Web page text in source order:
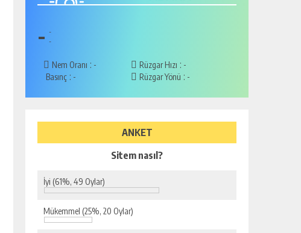
- -
-
Nem Oranı : -
Basınç : -
Rüzgar Hızı : -
Rüzgar Yönü : -
ANKET
Sitem nasıl?
İyi (61%, 49 Oylar)
Mükemmel (25%, 20 Oylar)